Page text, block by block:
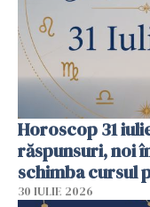
Horoscop 31
răspunsuri, noi
schimba cursul
30 IULIE 2026